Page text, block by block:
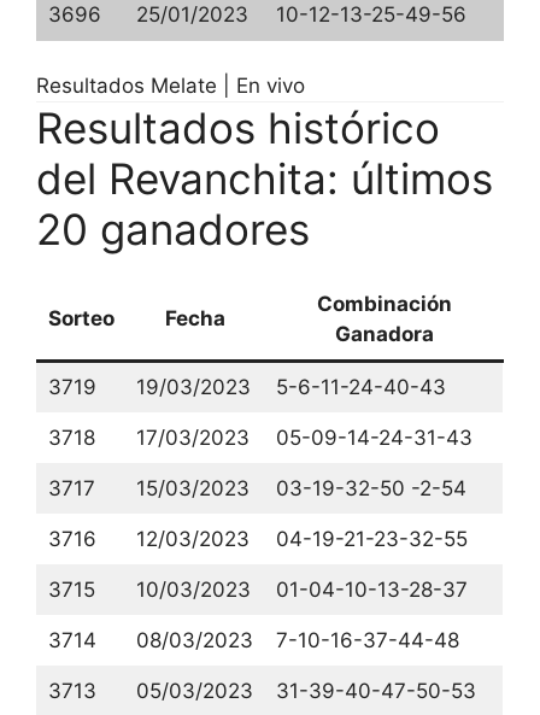
3696 25/01/2023 10-12-13-25-49-56
Resultados Melate | En vivo
Resultados histórico
del Revanchita: últimos
20 ganadores
Sorteo Fecha
Combinación
Ganadora
3719 19/03/2023 5-6-11-24-40-43
3718 17/03/2023 05-09-14-24-31-43
3717 15/03/2023 03-19-32-50 -2-54
3716 12/03/2023 04-19-21-23-32-55
3715 10/03/2023 01-04-10-13-28-37
3714 08/03/2023 7-10-16-37-44-48
3713 05/03/2023 31-39-40-47-50-53